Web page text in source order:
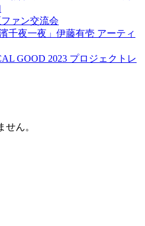
ファン交流会
千夜一夜」伊藤有壱 アーティ
GOOD 2023 プロジェクトレ
ん。